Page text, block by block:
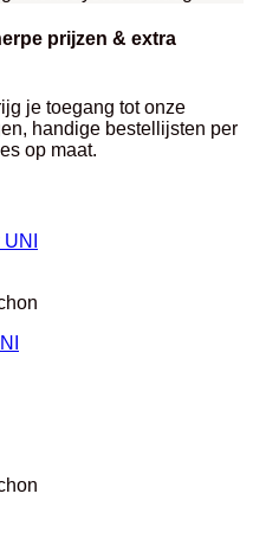
prijzen & extra
je toegang tot onze
handige bestellijsten per
op maat.